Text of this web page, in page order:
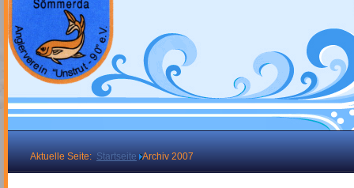
Aktuelle Seite: Startseite Archiv 2007